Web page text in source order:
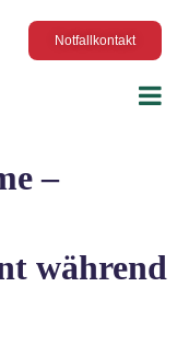
Notfallkontakt
–
während